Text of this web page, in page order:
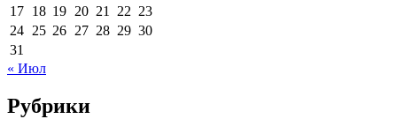
17 18 19 20 21 22 23
24 25 26 27 28 29 30
31
« Июл
Рубрики